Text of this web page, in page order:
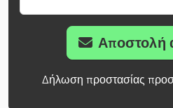
Αποστολή
Δήλωση προστασίας